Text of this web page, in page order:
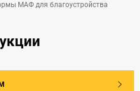
МАФ для благоустройства